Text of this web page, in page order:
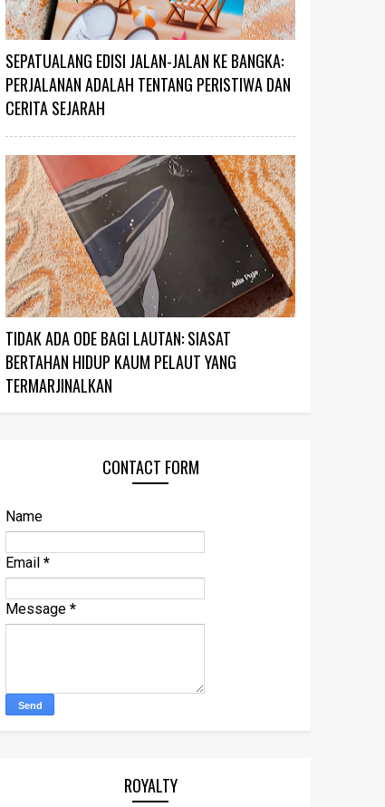
SEPATUALANG EDISI JALAN-JALAN KE BANGKA:
PERJALANAN ADALAH TENTANG PERISTIWA DAN
CERITA SEJARAH
TIDAK ADA ODE BAGI LAUTAN: SIASAT
BERTAHAN HIDUP KAUM PELAUT YANG
TERMARJINALKAN
CONTACT FORM
Name
Email *
Message *
ROYALTY